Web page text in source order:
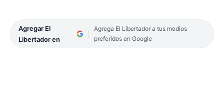
Agregar El
Libertador en
Agrega El Libertador a tus medios
preferidos en Google